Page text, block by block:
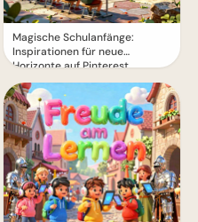
Magische Schulanfänge:
Inspirationen für neue
Horizonte auf Pinterest